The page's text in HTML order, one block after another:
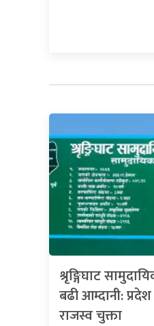
श्रृङ्गिघाट
बढी आम्दानी:
राजस्व चुक्ता